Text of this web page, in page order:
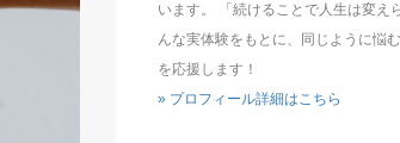
います。 「続けることで人生は変
んな実体験をもとに、同じように悩
を応援します！
» プロフィール詳細はこちら